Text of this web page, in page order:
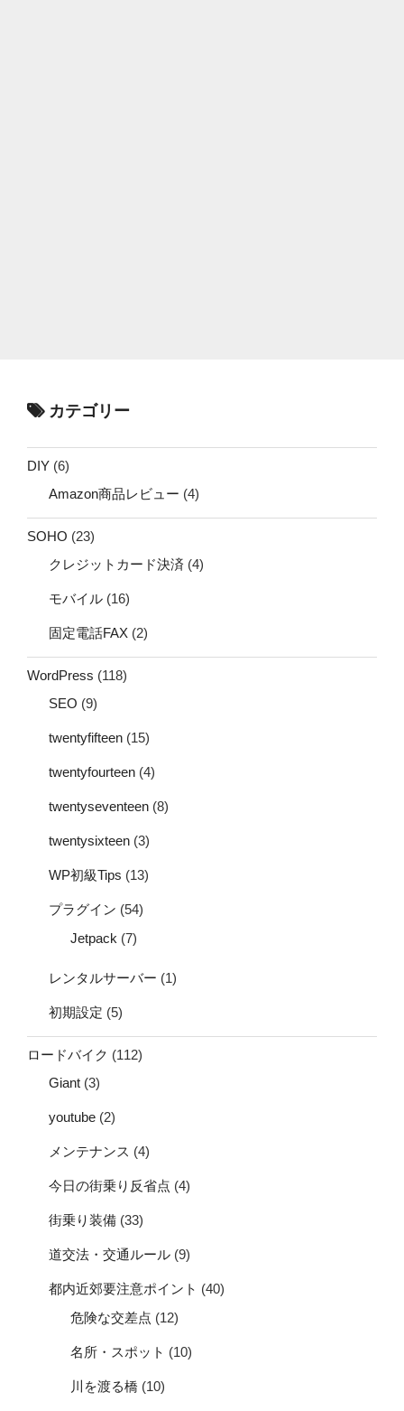
カテゴリー
DIY (6)
Amazon商品レビュー (4)
SOHO (23)
クレジットカード決済 (4)
モバイル (16)
固定電話FAX (2)
WordPress (118)
SEO (9)
twentyfifteen (15)
twentyfourteen (4)
twentyseventeen (8)
twentysixteen (3)
WP初級Tips (13)
プラグイン (54)
Jetpack (7)
レンタルサーバー (1)
初期設定 (5)
ロードバイク (112)
Giant (3)
youtube (2)
メンテナンス (4)
今日の街乗り反省点 (4)
街乗り装備 (33)
道交法・交通ルール (9)
都内近郊要注意ポイント (40)
危険な交差点 (12)
名所・スポット (10)
川を渡る橋 (10)